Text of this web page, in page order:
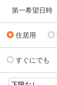
第一希望日時
住居用
すぐにでも